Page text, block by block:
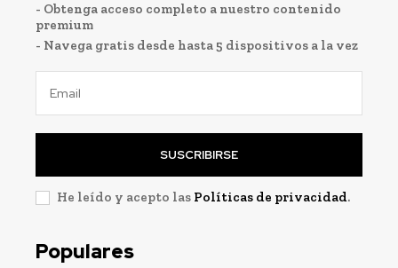
- Obtenga acceso completo a nuestro contenido
premium
- Navega gratis desde hasta 5 dispositivos a la vez
SUSCRIBIRSE
He leído y acepto las Políticas de privacidad.
Populares